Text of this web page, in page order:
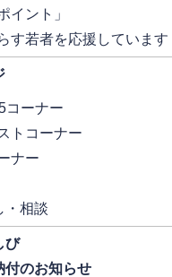
イント」
す若者を応援しています
コーナー
トコーナー
ナー
・相談
び
付のお知らせ